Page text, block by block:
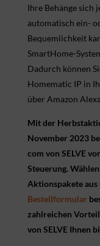
Ihre Behänge sich
automatisch ein-
Bequemlichkeit
SmartHome-
Dadurch können
Homematic IP in
über Amazon
Mit der
November 2023
com von SELVE
Steuerung.
Aktionspakete aus
Bestellformular
zahlreichen
von SELVE Ihnen